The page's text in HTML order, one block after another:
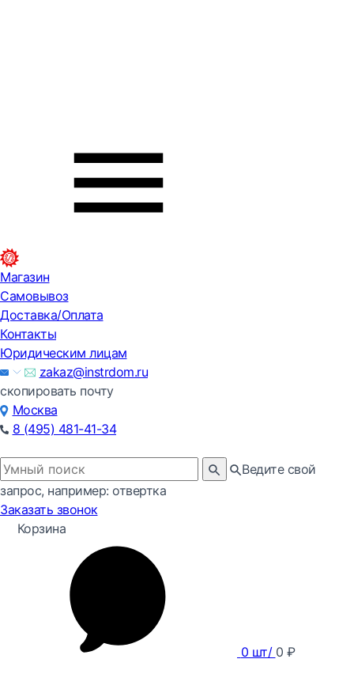
Магазин
Самовывоз
Доставка/Оплата
Контакты
Юридическим лицам
zakaz@instrdom.ru
скопировать почту
Москва
8 (495) 481-41-34
Ведите свой
запрос, например: отвертка
Заказать звонок
Корзина
0 шт/ 0 ₽